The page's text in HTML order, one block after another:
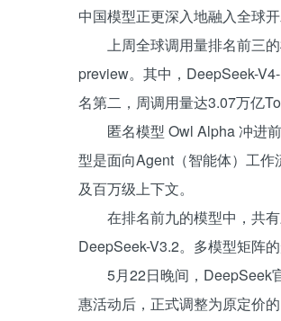
中国模型正更深入地融入全球开
上周全球调用量排名前三
preview。其中，DeepSeek-
名第二，周调用量达3.07万亿
匿名模型 Owl Alpha 冲进
型是面向Agent（智能体）工
及百万级上下文。
在排名前九的模型中，共
DeepSeek-V3.2。多模型矩阵
5月22日晚间，DeepSeek
惠活动后，正式调整为原定价